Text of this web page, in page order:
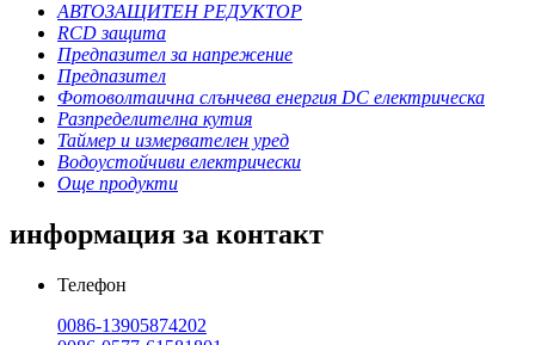
АВТОЗАЩИТЕН РЕДУКТОР
RCD защита
Предпазител за напрежение
Предпазител
Фотоволтаична слънчева енергия DC електрическа
Разпределителна кутия
Таймер и измервателен уред
Водоустойчиви електрически
Още продукти
информация за контакт
Телефон
0086-13905874202